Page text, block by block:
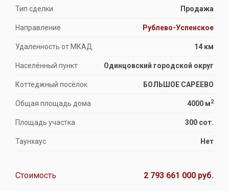
Тип сделки Продажа
Направление Рублево-Успенское
Удаленность от МКАД 14 км
Населённый пункт Одинцовский городской округ
Коттеджный посёлок БОЛЬШОЕ САРЕЕВО
Общая площадь дома 4000 м2
Площадь участка 300 сот.
Таунхаус Нет
Стоимость 2 793 661 000 руб.